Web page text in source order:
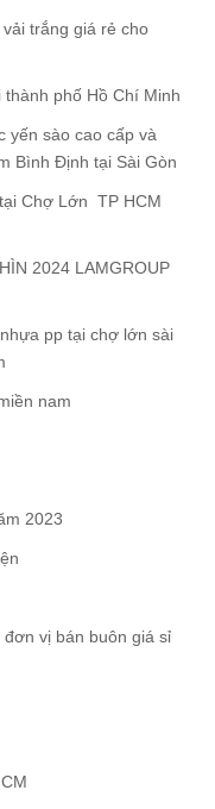
trắng giá rẻ cho
phố Hồ Chí Minh
yến sào cao cấp và
Bình Định tại Sài Gòn
Chợ Lớn TP HCM
2024 LAMGROUP
pp tại chợ lớn sài
nam
2023
vị bán buôn giá sỉ